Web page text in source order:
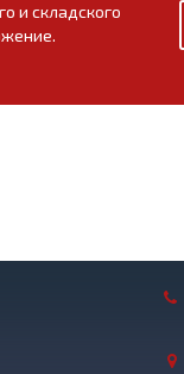
и складского